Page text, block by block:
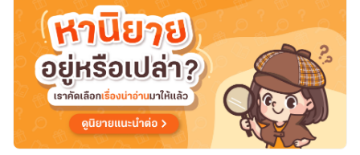
AWM